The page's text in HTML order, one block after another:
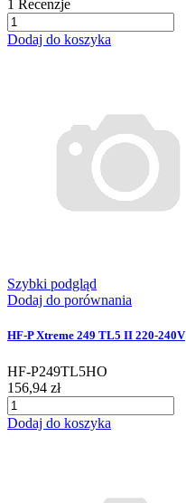
1 Recenzje
Dodaj do koszyka
Szybki podgląd
Dodaj do porównania
HF-P Xtreme 249 TL5 II 220-240V
HF-P249TL5HO
156,94 zł
Dodaj do koszyka